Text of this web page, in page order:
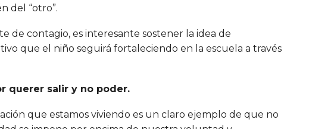
del “otro”.
de contagio, es interesante sostener la idea de
que el niño seguirá fortaleciendo en la escuela a través
querer salir y no poder.
que estamos viviendo es un claro ejemplo de que no